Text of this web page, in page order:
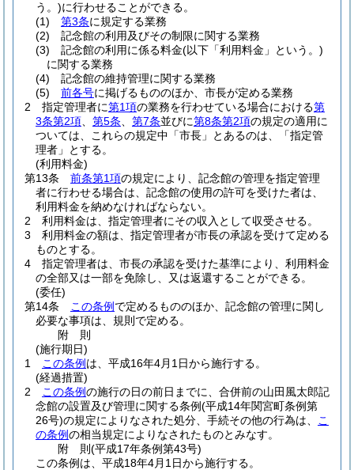
う。)に行わせることができる。
(1)
第3条に規定する業務
(2)
記念館の利用及びその制限に関する業務
(3)
記念館の利用に係る料金(以下「利用料金」という。)
に関する業務
(4)
記念館の維持管理に関する業務
(5)
前各号に掲げるもののほか、市長が定める業務
2
指定管理者に第1項の業務を行わせている場合における第
3条第2項
第5条 第7条並びに第8条第2項の規定の適用に
ついては、これらの規定中「市長」とあるのは、「指定管
理者」とする。
(利用料金)
第13条
前条第1項の規定により、記念館の管理を指定管理
者に行わせる場合は、記念館の使用の許可を受けた者は、
利用料金を納めなければならない。
2
利用料金は、指定管理者にその収入として収受させる。
3
利用料金の額は、指定管理者が市長の承認を受けて定める
ものとする。
4
指定管理者は、市長の承認を受けた基準により、利用料金
の全部又は一部を免除し、又は返還することができる。
(委任)
第14条
この条例 で定めるもののほか、記念館の管理に関し
必要な事項は、規則で定める。
附 則
(施行期日)
1
この条例 は、平成16年4月1日から施行する。
(経過措置)
2
この条例の施行の日の前日までに、合併前の山田風太郎記
念館の設置及び管理に関する条例(平成14年関宮町条例第
26号)の規定によりなされた処分、手続その他の行為は、
こ
の条例の相当規定によりなされたものとみなす。
附 則(平成17年条例第43号)
この条例は、平成18年4月1日から施行する。